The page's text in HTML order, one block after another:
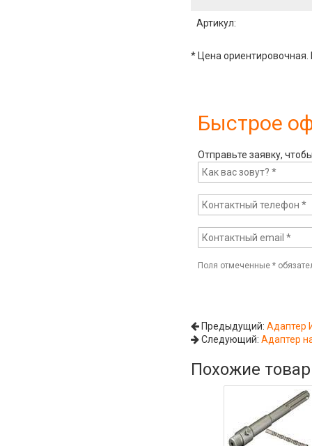
Артикул:
* Цена ориентировочная.
Быстрое
Отправьте заявку,
Поля отмеченные*
Предыдущий:Адаптер
Следующий:Адаптер
Похожие